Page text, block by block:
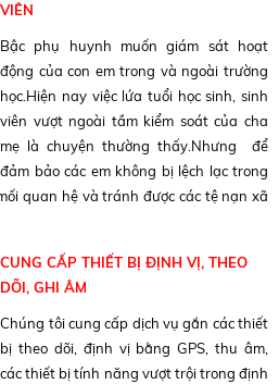
VIÊN
Bậc phụ huynh muốn giám sát hoạt
động của con em trong và ngoài trường
học.Hiện nay việc lứa tuổi học sinh, sinh
viên vượt ngoài tầm kiểm soát của cha
mẹ là chuyện thường thấy.Nhưng để
đảm bảo các em không bị lệch lạc trong
quan hệ và tránh được các tệ nạn xã
CUNG CẤP THIẾT BỊ ĐỊNH VỊ, THEO
DÕI, GHI ÂM
Chúng tôi cung cấp dịch vụ gắn các thiết
bị theo dõi, định vị bằng GPS, thu âm,
các thiết bị tính năng vượt trội trong định